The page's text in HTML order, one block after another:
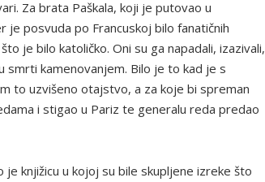
Za brata Paškala, koji je putovao u
posvuda po Francuskoj bilo fanatičnih
je bilo katoličko. Oni su ga napadali, izazivali,
smrti kamenovanjem. Bilo je to kad je s
to uzvišeno otajstvo, a za koje bi spreman
i stigao u Pariz te generalu reda predao
knjižicu u kojoj su bile skupljene izreke što